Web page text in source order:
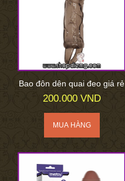
Bao đôn dên quai đeo giá rẻ
200.000 VND